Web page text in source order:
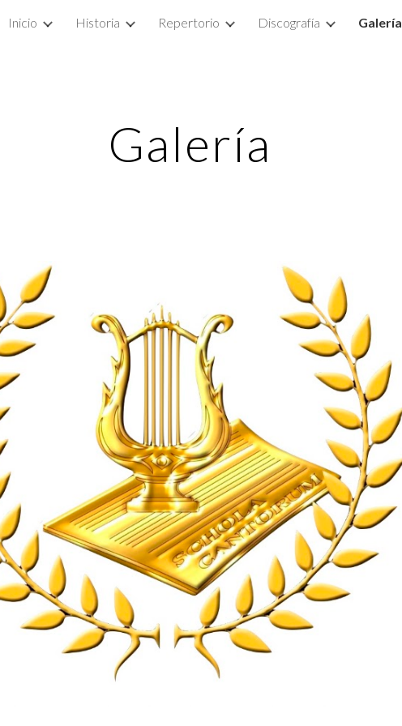
Skip to main content Skip to navigation
Inicio Historia Repertorio Discografía Galería
Galería